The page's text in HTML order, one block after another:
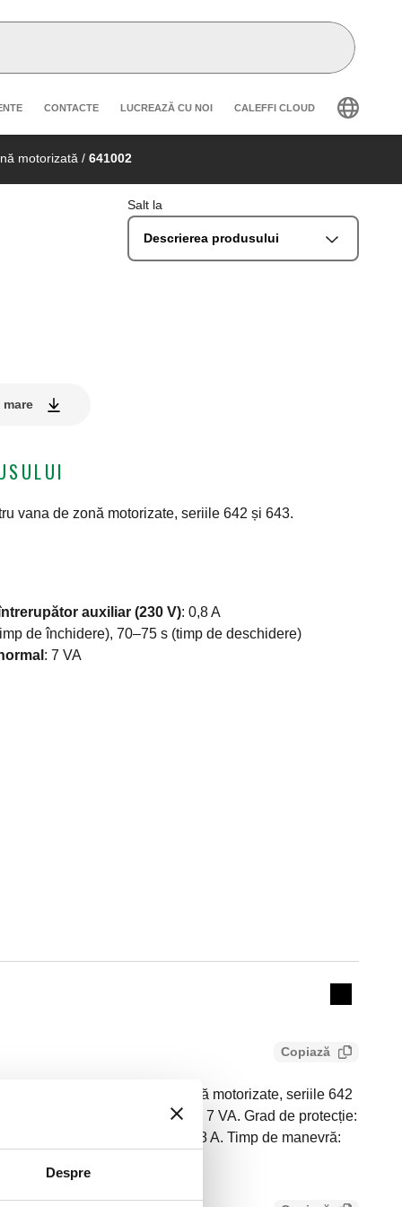
Despre
navigation
CONTACTE LUCREAZĂ CU NOI CALEFFI CLOUD
motorizată / 641002
Salt la
Descrierea produsului
vana de zonă motorizate, seriile 642 și 643.
auxiliar (230 V): 0,8 A
de închidere), 70–75 s (timp de deschidere)
: 7 VA
Collapse
Copiază
de schimb pentru vana de zonă motorizate, seriile 642
absorbit în regim normal: 7 VA. Grad de protecție:
auxiliar (230 V): 0,8 A. Timp de manevră: